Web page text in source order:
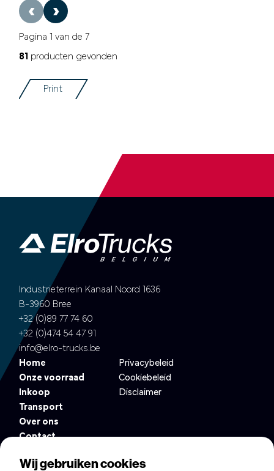
‹ ›
Pagina 1 van de 7
81 producten gevonden
Print
Industrieterrein Kanaal Noord 1636
B-3960 Bree
+32 (0)89 77 74 60
+32 (0)474 54 47 91
info@elro-trucks.be
Home
Onze voorraad
Inkoop
Transport
Over ons
Contact
Privacybeleid
Cookiebeleid
Disclaimer
Wij gebruiken cookies